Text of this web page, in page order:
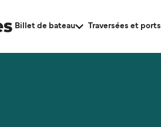
Billet de bateau Traversées et ports